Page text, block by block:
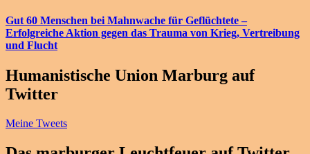
Gut 60 Menschen bei Mahnwache für Geflüchtete –
Erfolgreiche Aktion gegen das Trauma von Krieg, Vertreibung
und Flucht
Humanistische Union Marburg auf
Twitter
Meine Tweets